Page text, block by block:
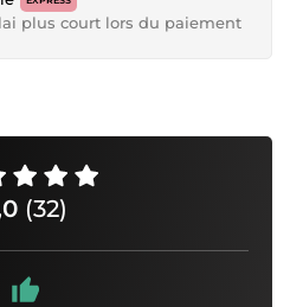
plus court lors du paiement
(32)